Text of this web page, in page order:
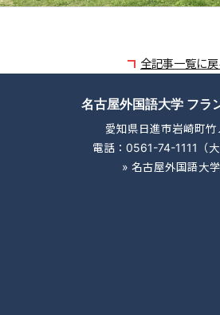
全記事一覧に戻
名古屋外国語大学 フラ
愛知県日進市岩崎町
電話：0561-74-1111（大
» 名古屋外国語大